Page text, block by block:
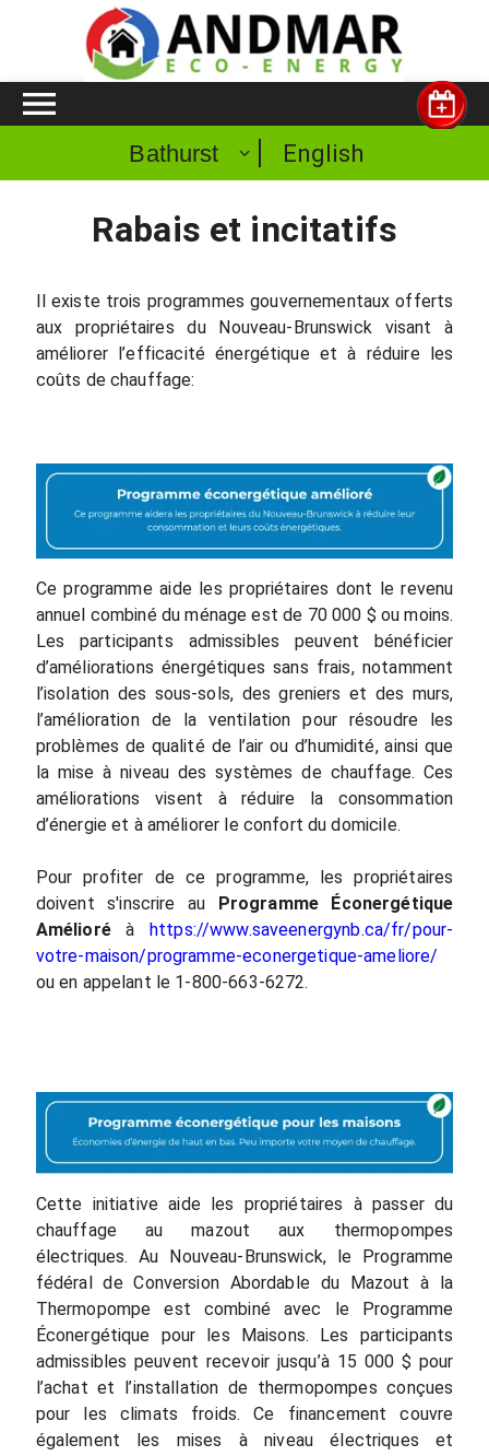
Bathurst English
Rabais et incitatifs
Il existe trois programmes gouvernementaux offerts
aux propriétaires du Nouveau-Brunswick visant à
améliorer l’efficacité énergétique et à réduire les
coûts de chauffage:
Ce programme aide les propriétaires dont le revenu
annuel combiné du ménage est de 70 000 $ ou moins.
Les participants admissibles peuvent bénéficier
d’améliorations énergétiques sans frais, notamment
l’isolation des sous-sols, des greniers et des murs,
l’amélioration de la ventilation pour résoudre les
problèmes de qualité de l’air ou d’humidité, ainsi que
la mise à niveau des systèmes de chauffage. Ces
améliorations visent à réduire la consommation
d’énergie et à améliorer le confort du domicile.
Pour profiter de ce programme, les propriétaires
doivent s'inscrire au Programme Éconergétique
Amélioréà https://www.saveenergynb.ca/fr/pour-
votre-maison/programme-econergetique-ameliore/
ou en appelant le 1-800-663-6272.
Cette initiative aide les propriétaires à passer du
chauffage au mazout aux thermopompes
électriques. Au Nouveau-Brunswick, le Programme
fédéral de Conversion Abordable du Mazout à la
Thermopompe est combiné avec le Programme
Éconergétique pour les Maisons. Les participants
admissibles peuvent recevoir jusqu’à 15 000 $ pour
l’achat et l’installation de thermopompes conçues
pour les climats froids. Ce financement couvre
également les mises à niveau électriques et